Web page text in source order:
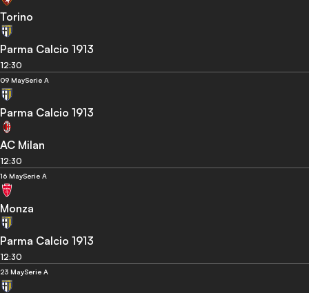
Torino
Parma Calcio 1913
12:30
09 MaySerie A
Parma Calcio 1913
AC Milan
12:30
16 MaySerie A
Monza
Parma Calcio 1913
12:30
23 MaySerie A